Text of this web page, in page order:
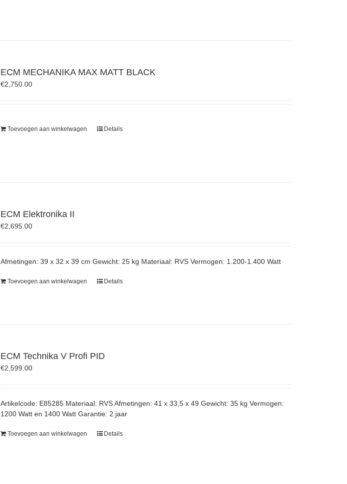
ECM MECHANIKA MAX MATT BLACK
€2,750.00
Toevoegen aan winkelwagen Details
ECM Elektronika II
€2,695.00
Afmetingen: 39 x 32 x 39 cm Gewicht: 25 kg Materiaal: RVS Vermogen: 1.200-1.400 Watt
Toevoegen aan winkelwagen Details
ECM Technika V Profi PID
€2,599.00
Artikelcode: E85285 Materiaal: RVS Afmetingen: 41 x 33,5 x 49 Gewicht: 35 kg Vermogen:
1200 Watt en 1400 Watt Garantie: 2 jaar
Toevoegen aan winkelwagen Details